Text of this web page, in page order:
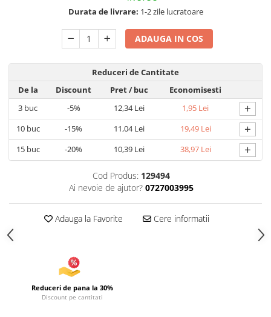
Articole pentru Gradina si Bricolaj
Articole pentru Iluminat
Corpuri de iluminat
Lampi de veghe
Transport şi Ridicat
Pelerine, Umbrele si Accesorii
Videoproiectoare
Durata de livrare: 1-2 zile lucratoare
ADAUGA IN COS
Reduceri de Cantitate
De la
Discount Pret/ buc
Economisesti
3 buc -5% 12,34 Lei 1,95 Lei +
10buc -15% 11,04 Lei 19,49 Lei +
15buc -20% 10,39 Lei 38,97 Lei +
Cod Produs: 129494
Ai nevoie de ajutor? 0727003995
Adauga la Favorite Cere informatii
Reduceri de pana la 30%
Discount pe cantitati